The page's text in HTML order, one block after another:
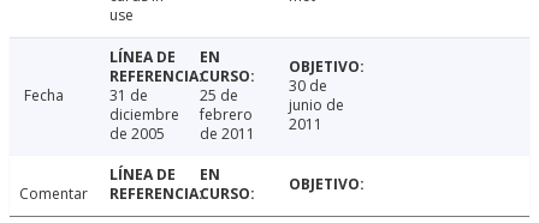
use
Fecha
31 de
diciembre
de 2005
25 de
febrero
de 2011
30 de
junio de
2011
Comentar